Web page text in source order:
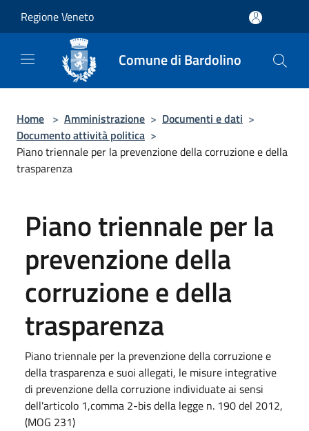
Regione Veneto
Comune di Bardolino
Home > Amministrazione > Documenti e dati >
Documento attività politica >
Piano triennale per la prevenzione della corruzione e della
trasparenza
Piano triennale per la
prevenzione della
corruzione e della
trasparenza
Piano triennale per la prevenzione della corruzione e
della trasparenza e suoi allegati, le misure integrative
di prevenzione della corruzione individuate ai sensi
dell'articolo 1,comma 2-bis della legge n. 190 del 2012,
(MOG 231)